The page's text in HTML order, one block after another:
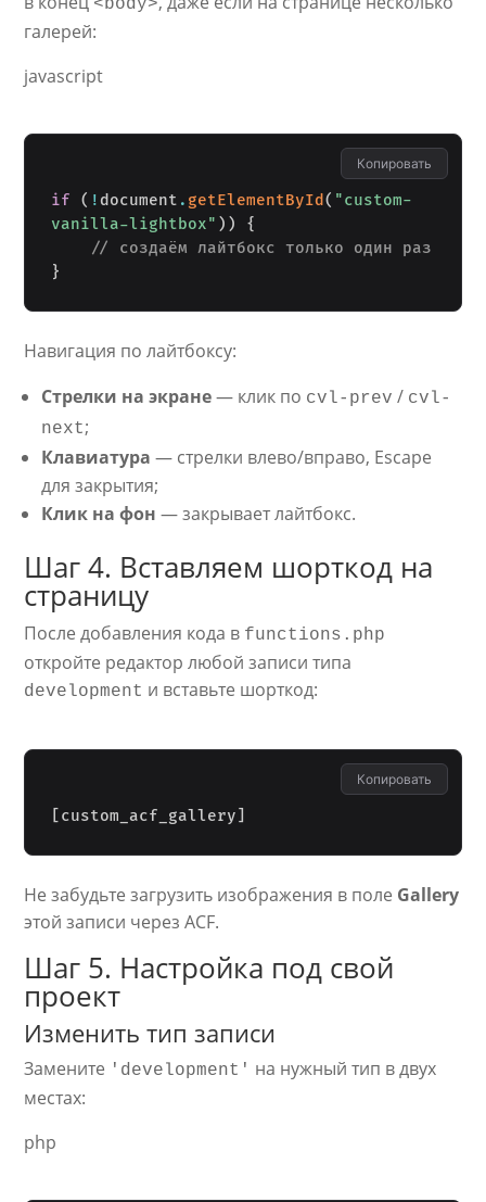
<body>
галерей:
javascript
if ( !document . getElementById ( "custom-
vanilla-lightbox" ) )
{
// создаём лайтбокс только один раз
}
Копировать
Навигация по лайтбоксу:
Стрелки на экране— клик по cvl-prev / cvl-
next;
Клавиатура — стрелки влево/вправо, Escape
для закрытия;
Клик на фон — закрывает лайтбокс.
Шаг 4. Вставляем шорткод на
страницу
После добавления кода в functions.php
откройте редактор любой записи типа
development и вставьте шорткод:
[ custom_acf_gallery]
Копировать
Не забудьте загрузить изображения в поле Gallery
этой записи через ACF.
Шаг 5. Настройка под свой
проект
Изменить тип записи
Замените 'development' на нужный тип в двух
местах:
php